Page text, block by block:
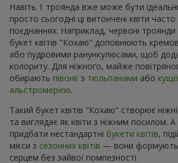
Навіть 1 троянда вже може бути
просто сьогодні ці витончені квіти
поєднаннях. Наприклад, червоні
букет квітів "Кохаю" доповнюють
або пудровими ранункулюсами, щоб
колориту. Для ніжного, майже
обирають півонії з тюльпанами або
альстромерією.
Такий букет квітів "Кохаю" створює
та виглядає як квіти з ніжним посилом.
придбати нестандартні букети квітів,
мікси з сезонних квітів — вони формують
серцем без зайвої помпезності.